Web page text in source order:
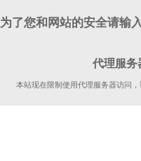
为了您和网站的安全请输
代理服务
本站现在限制使用代理服务器访问